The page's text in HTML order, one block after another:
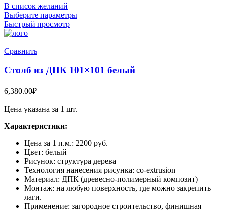
В список желаний
Выберите параметры
Быстрый просмотр
Сравнить
Столб из ДПК 101×101 белый
6,380.00₽
Цена указана за 1 шт.
Характеристики:
Цена за 1 п.м.: 2200 руб.
Цвет: белый
Рисунок: структура дерева
Технология нанесения рисунка: co-extrusion
Материал: ДПК (древесно-полимерный композит)
Монтаж: на любую поверхность, где можно закрепить
лаги.
Применение: загородное строительство, финишная